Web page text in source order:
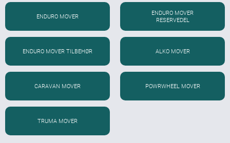
ENDURO MOVER
ENDURO MOVER
RESERVEDEL
ENDURO MOVER TILBEHØR ALKO MOVER
CARAVAN MOVER POWRWHEEL MOVER
TRUMA MOVER